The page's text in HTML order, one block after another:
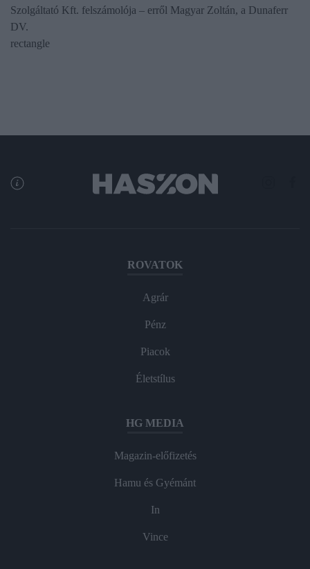
Szolgáltató Kft. felszámolója – erről Magyar Zoltán, a Dunaferr
DV.
rectangle
ROVATOK
Agrár
Pénz
Piacok
Életstílus
HG MEDIA
Magazin-előfizetés
Hamu és Gyémánt
In
Vince